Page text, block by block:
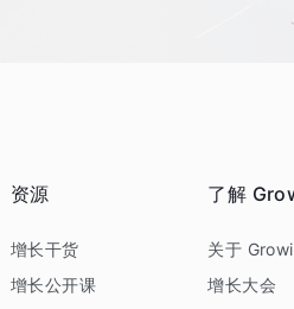
资源
增长干货
增长公开课
了解
关于
增长大会